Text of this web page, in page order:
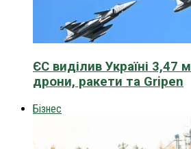
ЄС виділив Україні 3,47
дрони, ракети та Gripen
Бізнес